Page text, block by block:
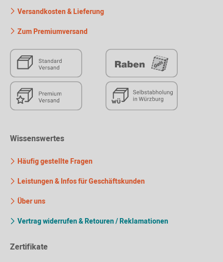
Versandkosten & Lieferung
Zum Premiumversand
Wissenswertes
Häufig gestellte Fragen
Leistungen & Infos für Geschäftskunden
Über uns
Vertrag widerrufen & Retouren / Reklamationen
Zertifikate